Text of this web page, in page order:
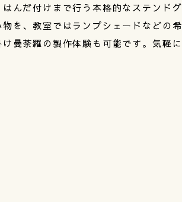
んだ付けまで行う本格的なステンドグ
を、教室ではランプシェードなどの希
曼荼羅の製作体験も可能です。気軽に